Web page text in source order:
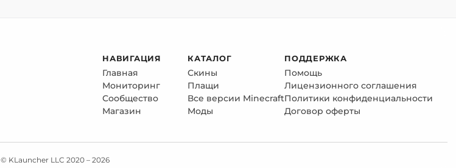
НАВИГАЦИЯ
Главная
Мониторинг
Сообщество
Магазин
КАТАЛОГ
Скины
Плащи
Все версии Minecraft
Моды
ПОДДЕРЖКА
Помощь
Лицензионного соглашения
Политики конфиденциальности
Договор оферты
© KLauncher LLC 2020 – 2026